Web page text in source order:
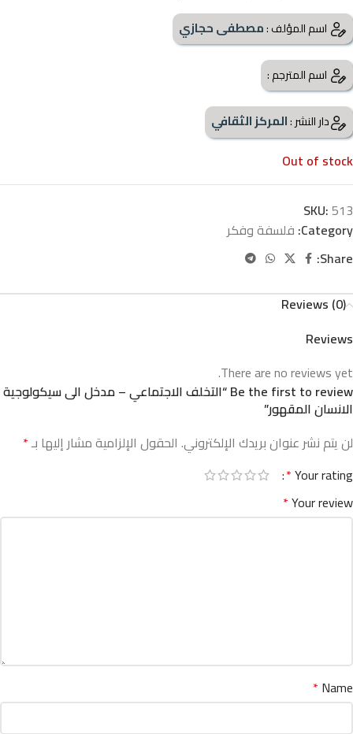
اسم المؤلف :مصطفى حجازي
اسم المترجم :
دار النشر :المركز الثقافي
Out of stock
SKU: 513
Category: فلسفة وفكر
Share:
Reviews (0)
Reviews
There are no reviews yet.
Be the first to review “التخلف الاجتماعي – مدخل الى سيكولوجية
الانسان المقهور”
لن يتم نشر عنوان بريدك الإلكتروني. الحقول الإلزامية مشار إليها بـ*
Your rating
*
Your review
*
Name
*